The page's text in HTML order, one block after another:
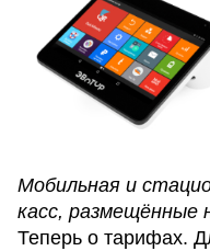
Мобильная и
касс, размещённые
Теперь о тарифах.